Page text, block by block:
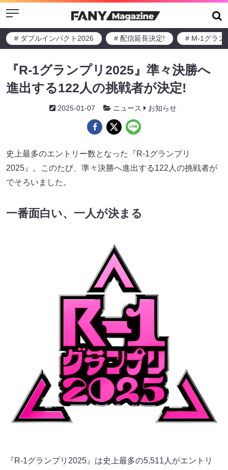
Menu
# ダブルインパクト2026 # 配信延長決定! # M-1グラン
『R-1グランプリ2025』準々決勝へ
進出する122人の挑戦者が決定!
2025-01-07 ニュース お知らせ
史上最多のエントリー数となった『R-1グランプリ
2025』。このたび、準々決勝へ進出する122人の挑戦者が
でそろいました。
一番面白い、一人が決まる
『R-1グランプリ2025』は史上最多の5,511人がエントリ